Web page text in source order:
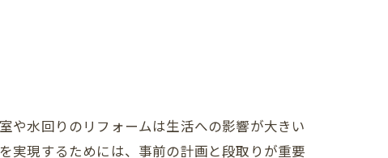
や水回りのリフォームは生活への影響が大きい
実現するためには、事前の計画と段取りが重要